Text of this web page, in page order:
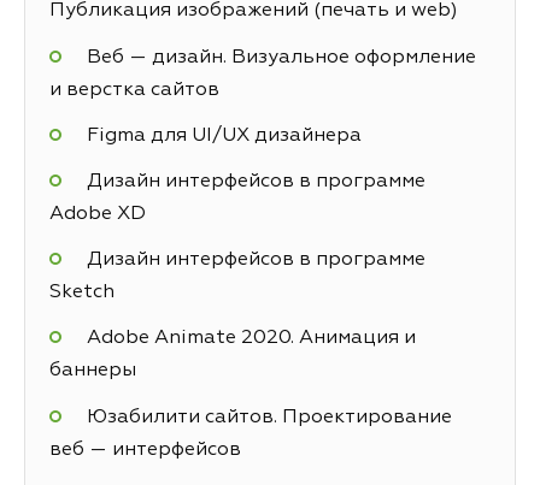
Публикация изображений (печать и web)
Веб — дизайн. Визуальное оформление
и верстка сайтов
Figma для UI/UX дизайнера
Дизайн интерфейсов в программе
Adobe XD
Дизайн интерфейсов в программе
Sketch
Adobe Animate 2020. Анимация и
баннеры
Юзабилити сайтов. Проектирование
веб — интерфейсов